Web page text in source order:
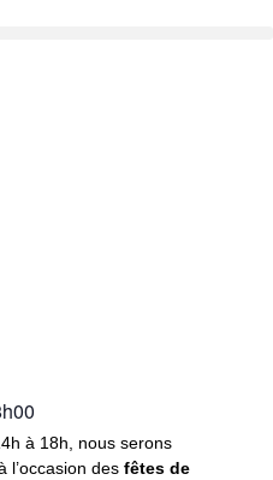
à 18h, nous serons
l’occasion des fêtes de